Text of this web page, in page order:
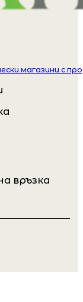
магазини с
връзка